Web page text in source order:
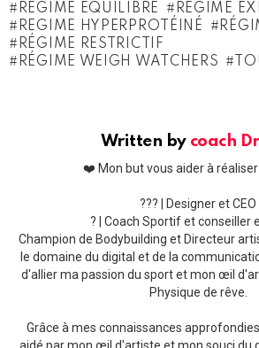
RÉGIME ÉQUILIBRÉ
RÉGIME
REGIME HYPERPROTÉINÉ
RÉGIME RESTRICTIF
RÉGIME WEIGH WATCHERS
Written by coach
❤️ Mon but vous aider à
??‍? | Designer et CEO
? | Coach Sportif et conseiller
Champion de Bodybuilding et Directeur
le domaine du digital et de la
d'allier ma passion du sport et mon œil
Physique de rêve.
Grâce à mes connaissances